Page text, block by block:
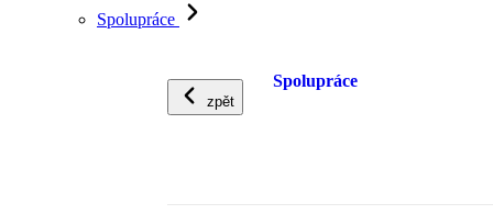
Spolupráce
zpět
Spolupráce